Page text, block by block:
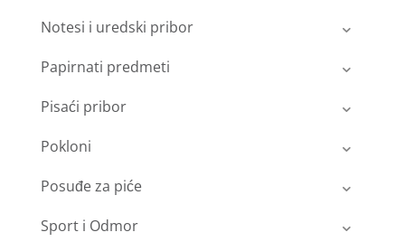
Notesi i uredski pribor
Papirnati predmeti
Pisaći pribor
Pokloni
Posuđe za piće
Sport i Odmor